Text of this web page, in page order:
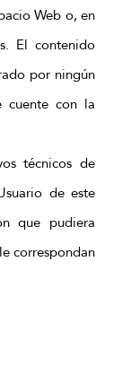
Web o, en
El contenido
por ningún
cuente con la
técnicos de
de este
que pudiera
correspondan